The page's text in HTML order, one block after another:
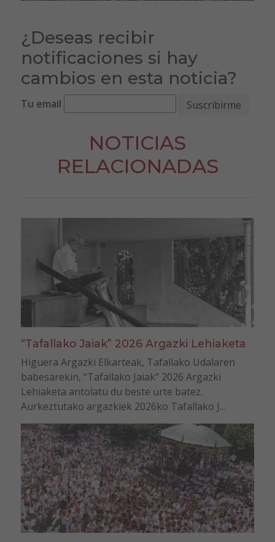
¿Deseas recibir
notificaciones si hay
cambios en esta noticia?
Tu email
NOTICIAS
RELACIONADAS
“Tafallako Jaiak” 2026 Argazki Lehiaketa
Higuera Argazki Elkarteak, Tafallako Udalaren
babesarekin, “Tafallako Jaiak” 2026 Argazki
Lehiaketa antolatu du beste urte batez.
Aurkeztutako argazkiek 2026ko Tafallako J...